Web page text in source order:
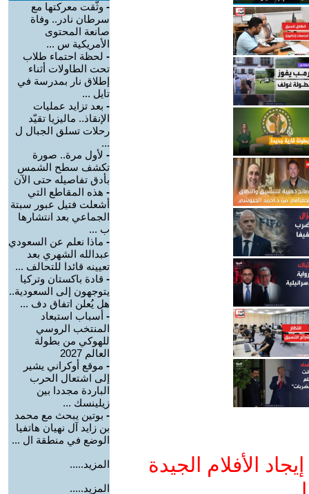
الأفلام الجيدة
- وثّقت معركتها مع
سرطان نادر.. وفاة
صانعة المحتوى
الأمريكية س ...
- لحظة احتماء طلاب
تحت الطاولات أثناء
إطلاق نار بمدرسة في
تايل ...
- بعد تزايد عمليات
الإنقاذ.. ماليزيا تقيّد
رحلات تسلق الجبال ل
...
- لأول مرة.. صورة
تكشف سطح الشمس
بأدق تفاصيله حتى الآن
- هذه المقاطع التي
أشعلت فتيل عبور سبتة
الجماعي بعد انتشارها
ب ...
- ماذا نعلم عن السعودي
عبدالله الشهري بعد
تعيينه قائدا للتحالف ...
- قادة باكستان وتركيا
يتوجهون إلى السعودية..
هل يُعلن اتفاق دف ...
- أسباب استبعاد
المنتخب الروسي
للهوكي من بطولة
العالم 2027
- موقع أوكراني يشير
إلى اشتعال الحرب
الباردة مجددا بين
زيلينسك ...
- بوتين يبحث مع محمد
بن زايد آل نهيان هاتفيا
الوضع في منطقة ال ...
المزيد.....
المزيد.....